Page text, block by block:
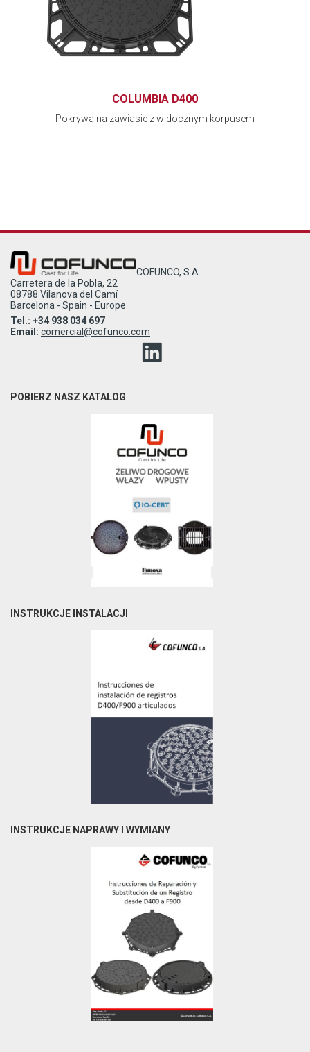
COLUMBIA D400
Pokrywa na zawiasie z widocznym korpusem
COFUNCO, S.A.
Carretera de la Pobla, 22
08788 Vilanova del Camí
Barcelona - Spain - Europe
Tel.: +34 938 034 697
Email: comercial@cofunco.com
POBIERZ NASZ KATALOG
INSTRUKCJE INSTALACJI
INSTRUKCJE NAPRAWY I WYMIANY